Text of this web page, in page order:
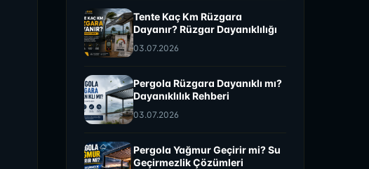
Tente Kaç Km Rüzgara
Dayanır? Rüzgar Dayanıklılığı
03.07.2026
Pergola Rüzgara Dayanıklı mı?
Dayanıklılık Rehberi
03.07.2026
Pergola Yağmur Geçirir mi? Su
Geçirmezlik Çözümleri